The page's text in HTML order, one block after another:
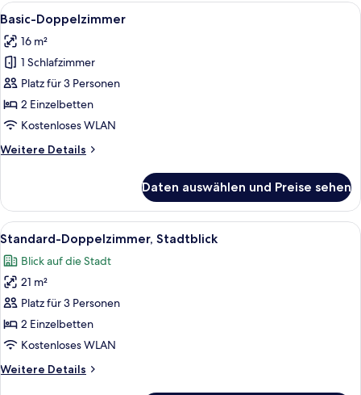
Alle
Fotos
für
Basic-
Doppelzimmer
anzeigen
Ein Hotelzimmer mit zwei Betten,
5
Basic-Doppelzimmer
16 m²
1 Schlafzimmer
Platz für 3 Personen
2 Einzelbetten
Kostenloses WLAN
Weitere Details
Weitere
Doppelzimmer
Daten auswählen und Preise sehen
Alle
Fotos
für
Standard-
Doppelzimmer,
Stadtblick
anzeigen
Zimmersafe, Schreibtisch,
10
Standard-Doppelzimmer, Stadtblick
Blick auf die Stadt
21 m²
Platz für 3 Personen
2 Einzelbetten
Kostenloses WLAN
Weitere Details
Weitere